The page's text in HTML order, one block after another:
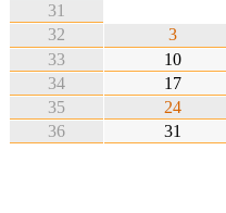
31
32
3
33
10
34
17
35
24
36
31